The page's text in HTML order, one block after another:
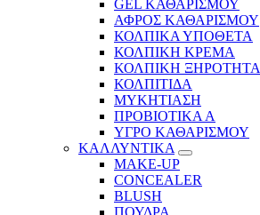
GEL ΚΑΘΑΡΙΣΜΟΥ
ΑΦΡΟΣ ΚΑΘΑΡΙΣΜΟΥ
ΚΟΛΠΙΚΑ ΥΠΟΘΕΤΑ
ΚΟΛΠΙΚΗ ΚΡΕΜΑ
ΚΟΛΠΙΚΗ ΞΗΡΟΤΗΤΑ
ΚΟΛΠΙΤΙΔΑ
ΜΥΚΗΤΙΑΣΗ
ΠΡΟΒΙΟΤΙΚΑ Α
ΥΓΡΟ ΚΑΘΑΡΙΣΜΟΥ
ΚΑΛΛΥΝΤΙΚΑ
MAKE-UP
CONCEALER
BLUSH
ΠΟΥΔΡΑ